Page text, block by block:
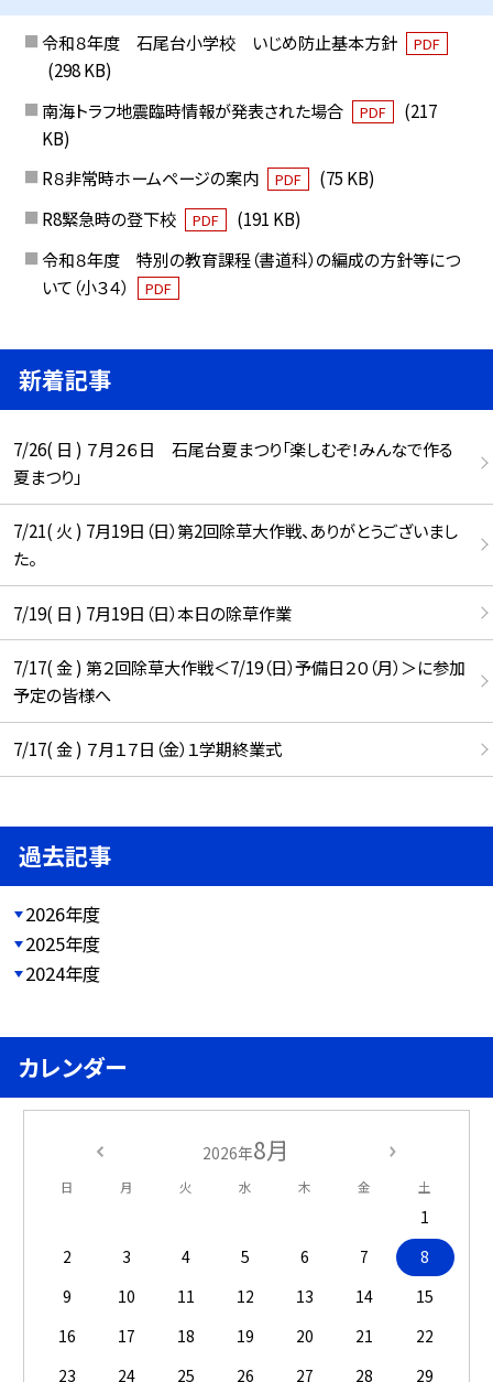
令和８年度 石尾台小学校 いじめ防止基本方針 PDF
(298 KB)
南海トラフ地震臨時情報が発表された場合
PDF
(217
KB)
R８非常時ホームページの案内
PDF
(75 KB)
R8緊急時の登下校
PDF
(191 KB)
令和８年度 特別の教育課程（書道科）の編成の方針等につ
いて（小３４）
PDF
新着記事
7/26( 日 ) ７月２６日 石尾台夏まつり「楽しむぞ！みんなで作る
夏まつり」
7/21( 火 ) 7月19日（日）第2回除草大作戦、ありがとうございまし
た。
7/19( 日 ) 7月19日（日）本日の除草作業
7/17( 金 ) 第２回除草大作戦＜7/19（日）予備日２０（月）＞に参加
予定の皆様へ
7/17( 金 ) ７月１７日（金）１学期終業式
過去記事
2026年度
2025年度
2024年度
カレンダー
2026年8月
日 月 火 水 木 金 土
1
2
3 4 5 6 7
8
9
10 11 12 13 14
15
16
17 18 19 20 21
22
23
24 25 26 27 28
29